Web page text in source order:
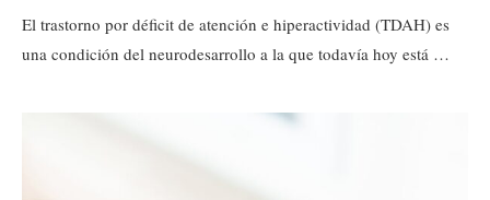
El trastorno por déficit de atención e hiperactividad (TDAH) es
una condición del neurodesarrollo a la que todavía hoy está …